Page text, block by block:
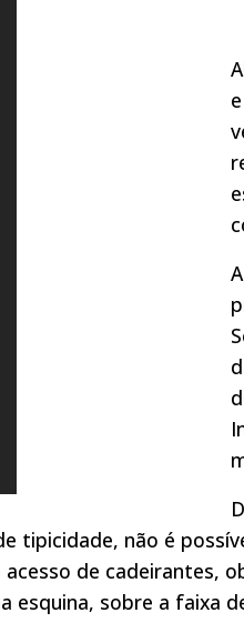
tipicidade, não é
de cadeirantes,
esquina, sobre a faixa